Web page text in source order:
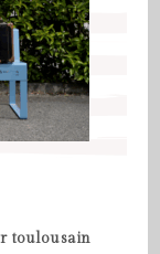
toulousain